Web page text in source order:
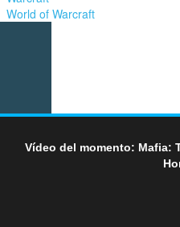
World of Warcraft
Vídeo del momento: Mafia: